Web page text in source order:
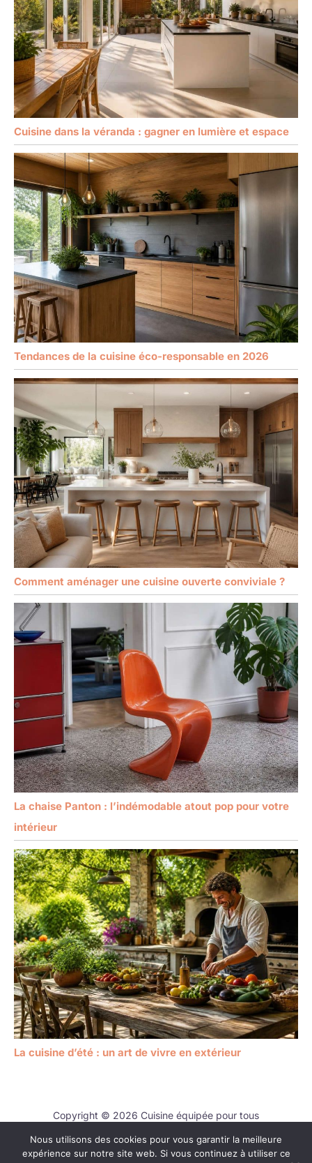
Cuisine dans la véranda : gagner en lumière et espace
Tendances de la cuisine éco-responsable en 2026
Comment aménager une cuisine ouverte conviviale ?
La chaise Panton : l’indémodable atout pop pour votre
intérieur
La cuisine d’été : un art de vivre en extérieur
Copyright © 2026 Cuisine équipée pour tous
Contact
Mentions légales
Nous utilisons des cookies pour vous garantir la meilleure
expérience sur notre site web. Si vous continuez à utiliser ce